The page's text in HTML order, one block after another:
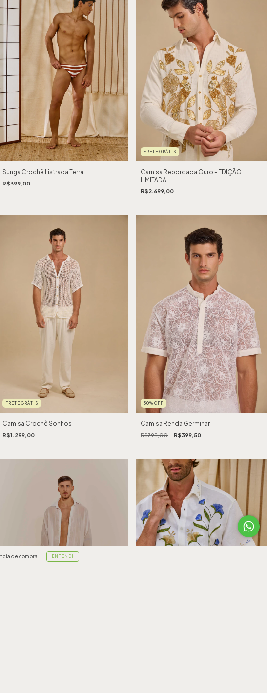
de compra. ENTENDI
Sunga Crochê Listrada Terra
R$399,00
FRETE GRÁTIS
Camisa Rebordada Ouro - EDIÇÃO
LIMITADA
R$2.699,00
FRETE GRÁTIS
Camisa Crochê Sonhos
R$1.299,00
50%OFF
Camisa Renda Germinar
R$799,00 R$399,50